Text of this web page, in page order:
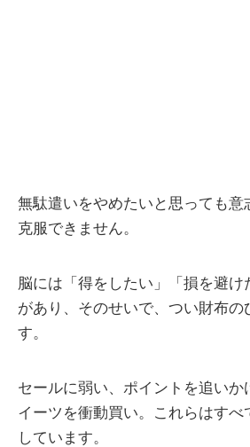
無駄遣いをやめたいと思っても意
克服できません。
脳には「得をしたい」「損を避け
があり、そのせいで、つい財布の
す。
セールに弱い、ポイントを追いか
イーツを衝動買い。これらはすべ
しています。